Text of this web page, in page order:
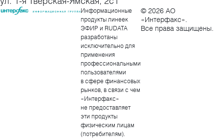
Информационные
продукты линеек
ЭФИР и RUDATA
разработаны
исключительно для
применения
профессиональными
пользователями
в сфере финансовых
рынков, в связи с чем
«Интерфакс»
не предоставляет
эти продукты
физическим лицам
(потребителям).
© 2026 AO
«Интерфакс».
Все права защищены.